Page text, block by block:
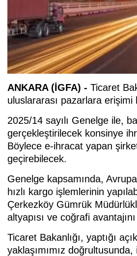
ANKARA (İGFA) - Ticaret
uluslararası pazarlara erişimi
2025/14 sayılı Genelge ile,
gerçekleştirilecek konsinye
Böylece e-ihracat yapan
geçirebilecek.
Genelge kapsamında,
hızlı kargo işlemlerinin
Çerkezköy Gümrük
altyapısı ve coğrafi
Ticaret Bakanlığı, yaptığı
yaklaşımımız doğrultusunda,